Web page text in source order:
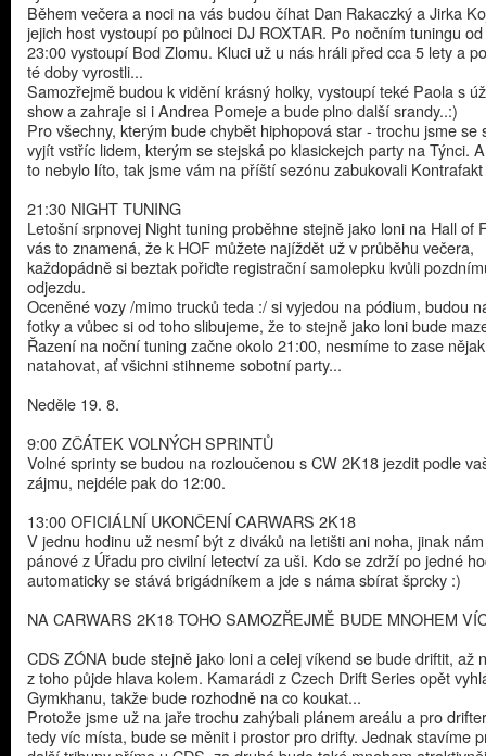
Během večera a noci na vás budou číhat Dan Rakaczký a Jirka
jejich host vystoupí po půlnoci DJ ROXTAR. Po nočním tuningu
23:00 vystoupí Bod Zlomu. Kluci už u nás hráli před cca 5 lety a
té doby vyrostli...
Samozřejmě budou k vidění krásný holky, vystoupí teké Paola s
show a zahraje si i Andrea Pomeje a bude plno další srandy..:)
Pro všechny, kterým bude chybět hiphopová star - trochu jsme se
vyjít vstříc lidem, kterým se stejská po klasickejch party na Týnci.
to nebylo líto, tak jsme vám na příští sezónu zabukovali
21:30 NIGHT TUNING
Letošní srpnovej Night tuning proběhne stejně jako loni na Hall of
vás to znamená, že k HOF můžete najíždět už v průběhu večera,
každopádně si beztak pořiďte registrační samolepku kvůli
odjezdu.
Oceněné vozy /mimo trucků teda :/ si vyjedou na pódium, budou
fotky a vůbec si od toho slibujeme, že to stejně jako loni bude
Řazení na noční tuning začne okolo 21:00, nesmíme to zase
natahovat, ať všichni stihneme sobotní party...
Neděle 19. 8.
9:00 ZČÁTEK VOLNÝCH SPRINTŮ
Volné sprinty se budou na rozloučenou s CW 2K18 jezdit podle
zájmu, nejdéle pak do 12:00.
13:00 OFICIÁLNÍ UKONČENÍ CARWARS 2K18
V jednu hodinu už nesmí být z diváků na letišti ani noha, jinak
pánové z Úřadu pro civilní letectví za uši. Kdo se zdrží po jedné
automaticky se stává brigádníkem a jde s náma sbírat šprcky :)
NA CARWARS 2K18 TOHO SAMOZŘEJMĚ BUDE MNOHEM
CDS ZÓNA bude stejně jako loni a celej víkend se bude driftit, až
z toho půjde hlava kolem. Kamarádi z Czech Drift Series opět
Gymkhanu, takže bude rozhodně na co koukat...
Protože jsme už na jaře trochu zahýbali plánem areálu a pro
tedy víc místa, bude se měnit i prostor pro drifty. Jednak stavíme